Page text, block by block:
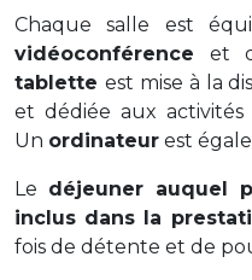
Chaque salle est
vidéoconférence et
tablette est mise à la
et dédiée aux activités
Un ordinateur est
Le déjeuner auquel
inclus dans la
fois de détente et de